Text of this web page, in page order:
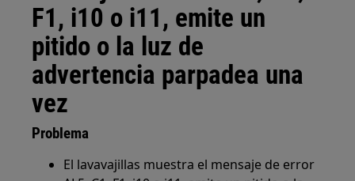
F1, i10 o i11, emite un
pitido o la luz de
advertencia parpadea una
vez
Problema
El lavavajillas muestra el mensaje de error